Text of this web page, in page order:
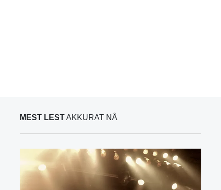
MEST LESTAKKURAT NÅ